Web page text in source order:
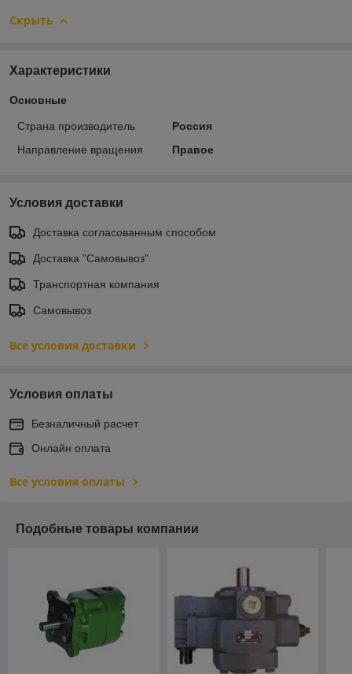
Скрыть
Характеристики
Основные
Страна производитель
Россия
Направление вращения
Правое
Условия доставки
Доставка согласованным способом
Доставка "Самовывоз"
Транспортная компания
Самовывоз
Все условия доставки
Условия оплаты
Безналичный расчет
Онлайн оплата
Все условия оплаты
Подобные товары компании